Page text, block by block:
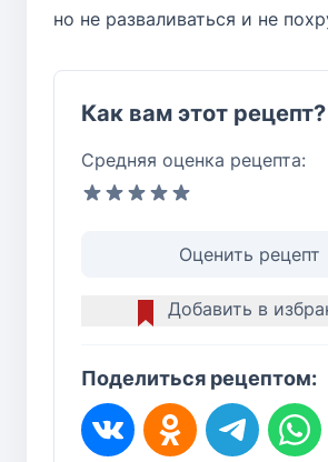
но не разваливаться и не
Как вам этот рецепт?
Средняя оценка рецепта:
Оценить рецепт
Добавить в
Поделиться рецептом: